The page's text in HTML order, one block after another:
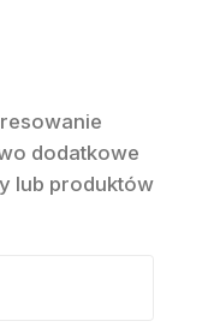
dodatkowe
lub produktów